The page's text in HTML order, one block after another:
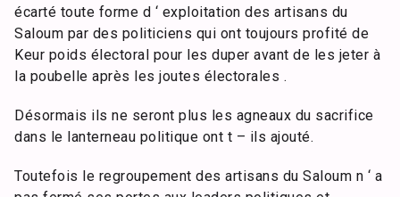
écarté toute forme d ‘ exploitation des artisans du
Saloum par des politiciens qui ont toujours profité de
Keur poids électoral pour les duper avant de les jeter à
la poubelle après les joutes électorales .
Désormais ils ne seront plus les agneaux du sacrifice
dans le lanterneau politique ont t – ils ajouté.
Toutefois le regroupement des artisans du Saloum n ‘ a